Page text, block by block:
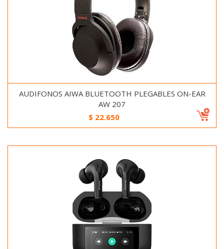
AUDIFONOS AIWA BLUETOOTH PLEGABLES ON-EAR
AW 207
$ 22.650